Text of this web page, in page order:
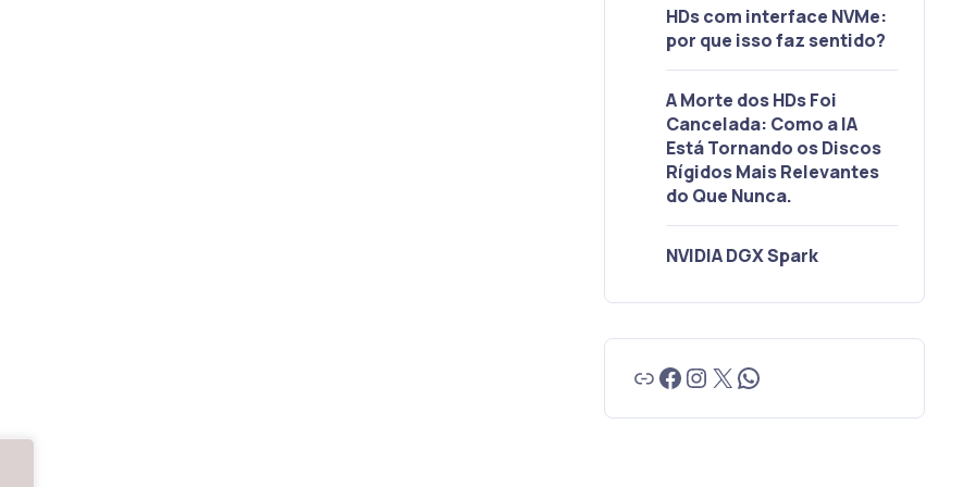
HDs com interface NVMe:
por que isso faz sentido?
A Morte dos HDs Foi
Cancelada: Como a IA
Está Tornando os Discos
Rígidos Mais Relevantes
do Que Nunca.
NVIDIA DGX Spark
LinkFacebook
Instagram
X WhatsApp